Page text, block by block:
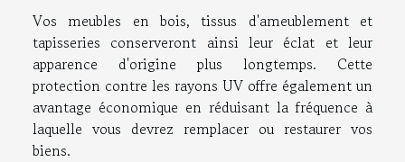
Vos meubles en bois, tissus d'ameublement et
tapisseries conserveront ainsi leur éclat et leur
apparence d'origine plus longtemps. Cette
protection contre les rayons UV offre également un
avantage économique en réduisant la fréquence à
laquelle vous devrez remplacer ou restaurer vos
biens.